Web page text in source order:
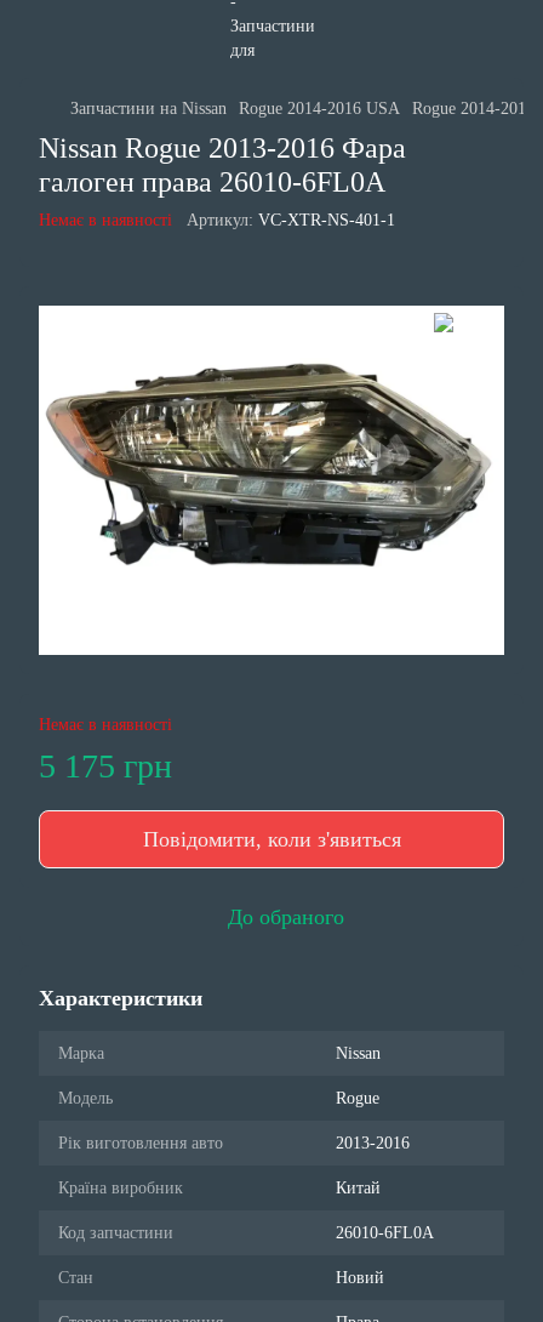
Запчастини на Nissan Rogue 2014-2016 USA Rogue 2014-2016
Nissan Rogue 2013-2016 Фара
галоген права 26010-6FL0A
Немає в наявності Артикул: VC-XTR-NS-401-1
Немає в наявності
5 175 грн
Повідомити, коли з'явиться
До обраного
Характеристики
Марка Nissan
Модель Rogue
Рік виготовлення авто 2013-2016
Країна виробник Китай
Код запчастини 26010-6FL0A
Стан Новий